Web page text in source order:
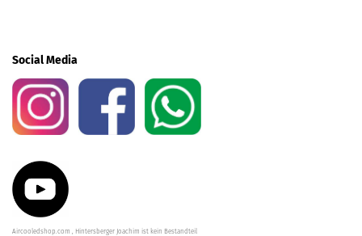
Social Media
Aircooledshop.com , Hintersberger Joachim ist kein Bestandteil